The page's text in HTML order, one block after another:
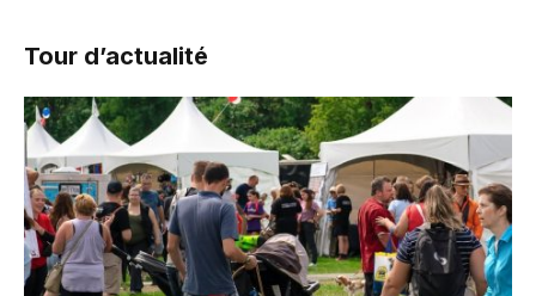
Tour d’actualité